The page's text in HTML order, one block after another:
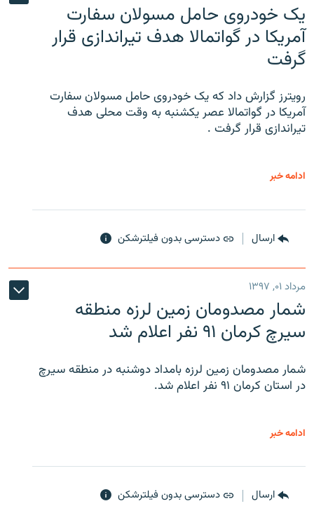
یک خودروی حامل مسولان سفارت
آمریکا در گواتمالا هدف تیراندازی قرار
گرفت
رویترز گزارش داد که یک خودروی حامل مسولان سفارت
آمریکا در گواتمالا عصر یکشنبه به وقت محلی هدف
تیراندازی قرار گرفت .
ادامه خبر
ارسال دسترسی بدون فیلترشکن
مرداد ۰۱, ۱۳۹۷
شمار مصدومان زمین لرزه منطقه
سیرچ کرمان ۹۱ نفر اعلام شد
شمار مصدومان زمین لرزه بامداد دوشنبه در منطقه سیرچ
در استان کرمان ۹۱ نفر اعلام شد.
ادامه خبر
ارسال دسترسی بدون فیلترشکن